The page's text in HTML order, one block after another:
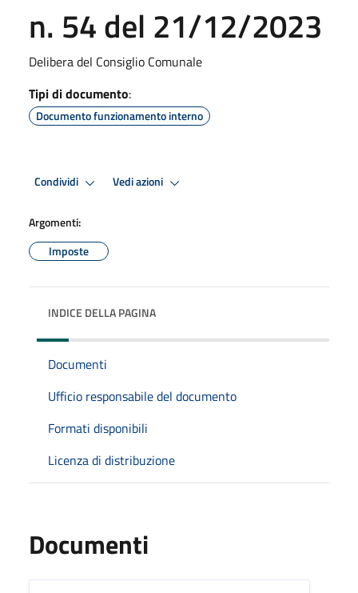
n. 54 del 21/12/2023
Delibera del Consiglio Comunale
Tipi di documento:
Documento funzionamento interno
Condividi Vedi azioni
Argomenti:
Imposte
INDICE DELLA PAGINA
Documenti
Ufficio responsabile del documento
Formati disponibili
Licenza di distribuzione
Documenti